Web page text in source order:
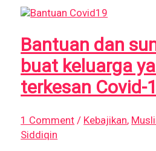
Bantuan dan
buat keluarga
terkesan Covid-
1 Comment / Kebajikan,
Siddiqin